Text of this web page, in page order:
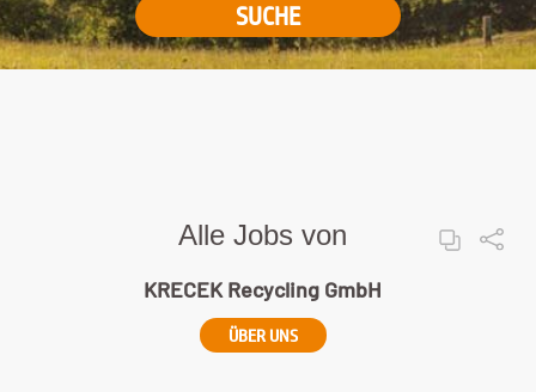
SUCHE
Alle Jobs von
KRECEK Recycling GmbH
ÜBER UNS